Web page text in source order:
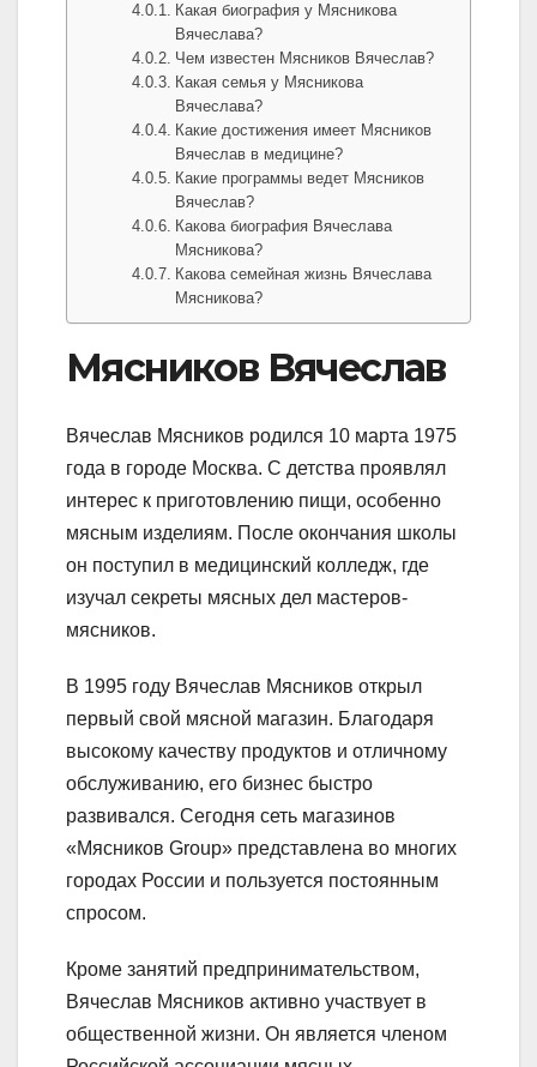
Какая биография у Мясникова
Вячеслава?
Чем известен Мясников Вячеслав?
Какая семья у Мясникова
Вячеслава?
Какие достижения имеет Мясников
Вячеслав в медицине?
Какие программы ведет Мясников
Вячеслав?
Какова биография Вячеслава
Мясникова?
Какова семейная жизнь Вячеслава
Мясникова?
Мясников Вячеслав
Вячеслав Мясников родился 10 марта 1975
года в городе Москва. С детства проявлял
интерес к приготовлению пищи, особенно
мясным изделиям. После окончания школы
он поступил в медицинский колледж, где
изучал секреты мясных дел мастеров-
мясников.
В 1995 году Вячеслав Мясников открыл
первый свой мясной магазин. Благодаря
высокому качеству продуктов и отличному
обслуживанию, его бизнес быстро
развивался. Сегодня сеть магазинов
«Мясников Group» представлена во многих
городах России и пользуется постоянным
спросом.
Кроме занятий предпринимательством,
Вячеслав Мясников активно участвует в
общественной жизни. Он является членом